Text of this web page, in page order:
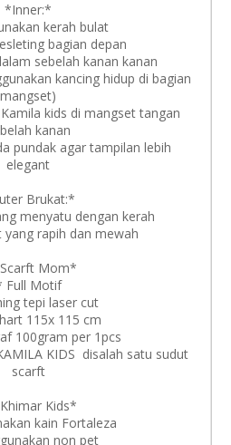
*Inner:*
kerah bulat
bagian depan
sebelah kanan kanan
kancing hidup di bagian
mangset)
kids di mangset tangan
kanan
pundak agar tampilan lebih
elegant
Brukat:*
menyatu dengan kerah
yang rapih dan mewah
Mom*
Full Motif
tepi laser cut
115x 115 cm
100gram per 1pcs
KIDS disalah satu sudut
scarft
Kids*
kain Fortaleza
non pet